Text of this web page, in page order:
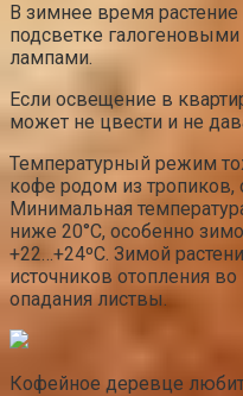
В зимнее время
подсветке
лампами.
Если освещение в
может не цвести и не
Температурный режим
кофе родом из тропиков,
Минимальная
ниже 20°C, особенно
+22…+24ºC. Зимой
источников отопления
опадания листвы.
Кофейное деревце